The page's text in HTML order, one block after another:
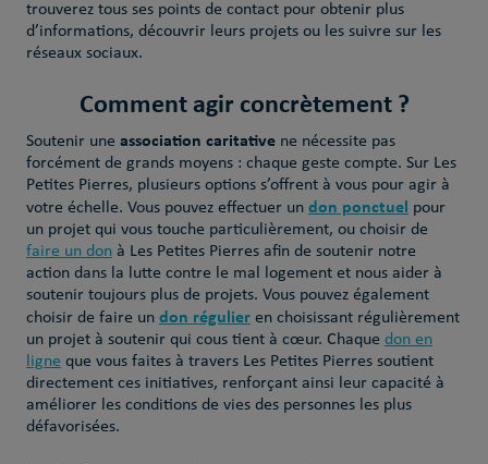
trouverez tous ses points de contact pour obtenir plus
d’informations, découvrir leurs projets ou les suivre sur les
réseaux sociaux.
Comment agir concrètement ?
Soutenir une association caritativene nécessite pas
forcément de grands moyens : chaque geste compte. Sur Les
Petites Pierres, plusieurs options s’offrent à vous pour agir à
votre échelle. Vous pouvez effectuer un don ponctuel pour
un projet qui vous touche particulièrement, ou choisir de
faire un donà Les Petites Pierres afin de soutenir notre
action dans la lutte contre le mal logement et nous aider à
soutenir toujours plus de projets. Vous pouvez également
choisir de faire un don régulieren choisissant régulièrement
un projet à soutenir qui cous tient à cœur. Chaque don en
ligne que vous faites à travers Les Petites Pierres soutient
directement ces initiatives, renforçant ainsi leur capacité à
améliorer les conditions de vies des personnes les plus
défavorisées.